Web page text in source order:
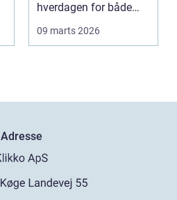
hverdagen for både
produktionsvirksomhe
09 marts 2026
Adresse